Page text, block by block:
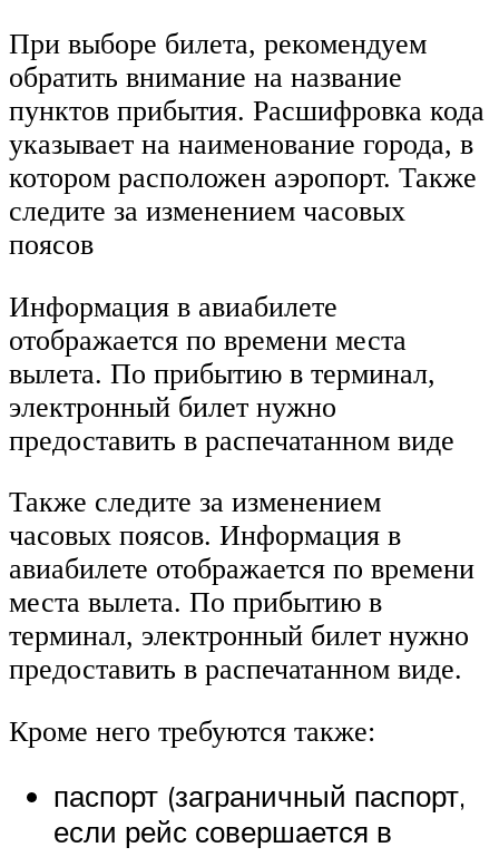
При выборе билета, рекомендуем
обратить внимание на название
пунктов прибытия. Расшифровка кода
указывает на наименование города, в
котором расположен аэропорт. Также
следите за изменением часовых
поясов
Информация в авиабилете
отображается по времени места
вылета. По прибытию в терминал,
электронный билет нужно
предоставить в распечатанном виде
Также следите за изменением
часовых поясов. Информация в
авиабилете отображается по времени
места вылета. По прибытию в
терминал, электронный билет нужно
предоставить в распечатанном виде.
Кроме него требуются также:
паспорт (заграничный паспорт,
если рейс совершается в